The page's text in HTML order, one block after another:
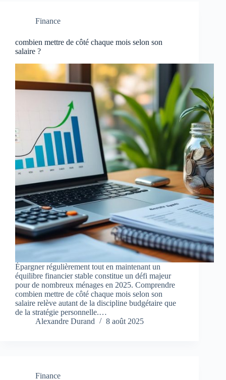
Finance
combien mettre de côté chaque mois selon son
salaire ?
Épargner régulièrement tout en maintenant un
équilibre financier stable constitue un défi majeur
pour de nombreux ménages en 2025. Comprendre
combien mettre de côté chaque mois selon son
salaire relève autant de la discipline budgétaire que
de la stratégie personnelle.…
Alexandre Durand
8 août 2025
Finance